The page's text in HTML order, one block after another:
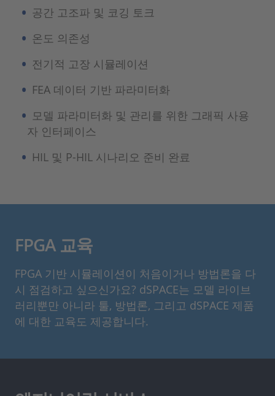
공간 고조파 및 코깅 토크
온도 의존성
전기적 고장 시뮬레이션
FEA 데이터 기반 파라미터화
모델 파라미터화 및 관리를 위한 그래픽 사용
자 인터페이스
HIL 및 P-HIL 시나리오 준비 완료
FPGA 교육
FPGA 기반 시뮬레이션이 처음이거나 방법론을 다
시 점검하고 싶으신가요? dSPACE는 모델 라이브
러리뿐만 아니라 툴, 방법론, 그리고 dSPACE 제품
에 대한 교육도 제공합니다.